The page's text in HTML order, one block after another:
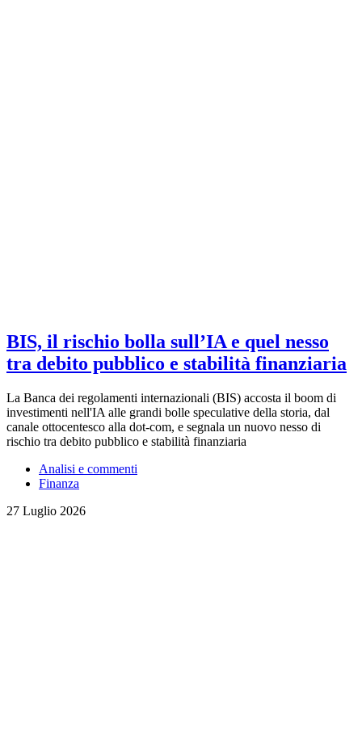
BIS, il rischio bolla sull’IA e quel nesso
tra debito pubblico e stabilità finanziaria
La Banca dei regolamenti internazionali (BIS) accosta il boom di
investimenti nell'IA alle grandi bolle speculative della storia, dal
canale ottocentesco alla dot-com, e segnala un nuovo nesso di
rischio tra debito pubblico e stabilità finanziaria
Analisi e commenti
Finanza
27 Luglio 2026